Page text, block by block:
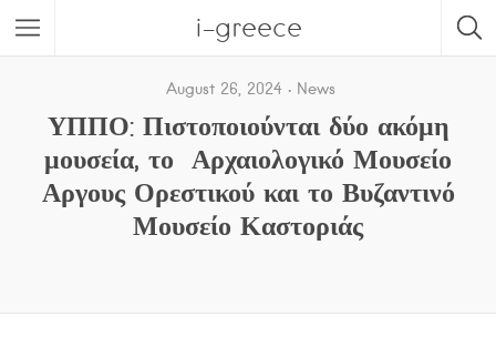
i-greece
August 26, 2024 News
ΥΠΠΟ: Πιστοποιούνται δύο ακόμη
μουσεία, το Αρχαιολογικό Μουσείο
Αργους Ορεστικού και το Βυζαντινό
Μουσείο Καστοριάς